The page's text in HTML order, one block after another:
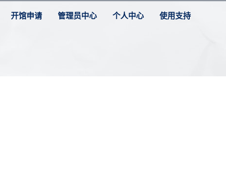
开馆申请 管理员中心 个人中心 使用支持